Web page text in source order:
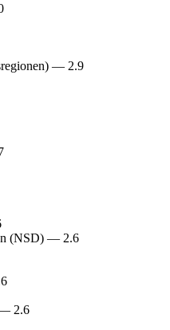
— 2.9
(NSD) — 2.6
2.6